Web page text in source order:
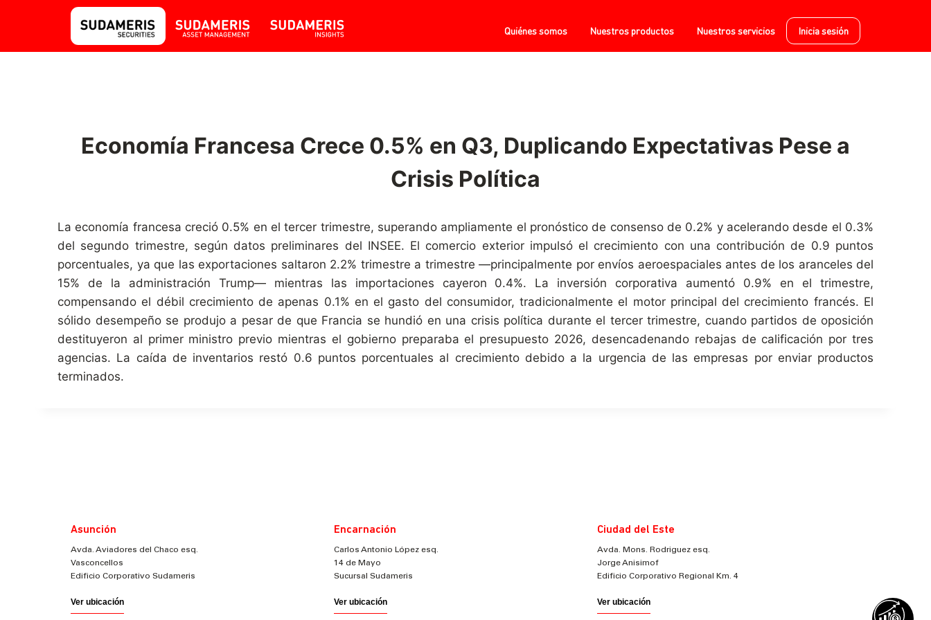
Quiénes somos Nuestros productos Nuestros servicios Inicia sesión
Economía Francesa Crece 0.5% en Q3, Duplicando Expectativas Pese a
Crisis Política
La economía francesa creció 0.5% en el tercer trimestre, superando ampliamente el pronóstico de consenso de 0.2% y acelerando desde el 0.3%
del segundo trimestre, según datos preliminares del INSEE. El comercio exterior impulsó el crecimiento con una contribución de 0.9 puntos
porcentuales, ya que las exportaciones saltaron 2.2% trimestre a trimestre —principalmente por envíos aeroespaciales antes de los aranceles del
15% de la administración Trump— mientras las importaciones cayeron 0.4%. La inversión corporativa aumentó 0.9% en el trimestre,
compensando el débil crecimiento de apenas 0.1% en el gasto del consumidor, tradicionalmente el motor principal del crecimiento francés. El
sólido desempeño se produjo a pesar de que Francia se hundió en una crisis política durante el tercer trimestre, cuando partidos de oposición
destituyeron al primer ministro previo mientras el gobierno preparaba el presupuesto 2026, desencadenando rebajas de calificación por tres
agencias. La caída de inventarios restó 0.6 puntos porcentuales al crecimiento debido a la urgencia de las empresas por enviar productos
terminados.
Asunción
Avda. Aviadores del Chaco esq.
Vasconcellos
Edificio Corporativo Sudameris
Ver ubicación
Encarnación
Carlos Antonio López esq.
14 de Mayo
Sucursal Sudameris
Ver ubicación
Ciudad del Este
Avda. Mons. Rodriguez esq.
Jorge Anisimof
Edificio Corporativo Regional Km. 4
Ver ubicación